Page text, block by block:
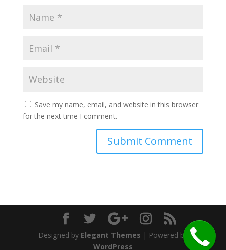
Save my name, email, and website in this browser
for the next time I comment.
Designed by Elegant Themes | Powered by
WordPress